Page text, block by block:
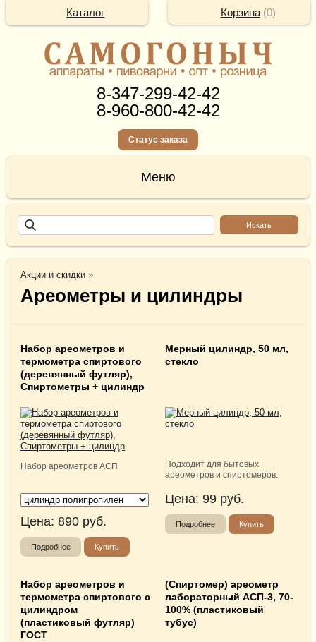
8-347-299-42-42
8-960-800-42-42
Статус заказа
Акции и скидки »
Ареометры и цилиндры
Набор ареометров и
термометра спиртового
(деревянный футляр),
Спиртометры + цилиндр
Набор ареометров АСП
Цена:890 руб.
Подробнее Купить
Мерный цилиндр, 50 мл,
стекло
Подходит для бытовых
ареометров и спиртомеров.
Цена: 99 руб.
Подробнее Купить
Набор ареометров и
термометра спиртового с
цилиндром
(пластиковый футляр)
ГОСТ
(Спиртомер) ареометр
лабораторный АСП-3, 70-
100% (пластиковый
тубус)
Корзина(0)
Каталог